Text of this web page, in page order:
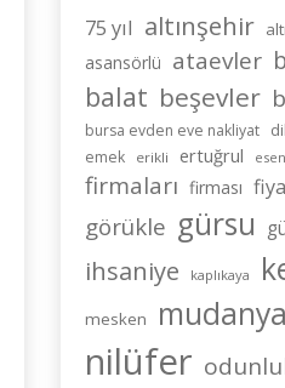
75 yıl altınşehir
asansörlü ataevler
balat beşevler
bursa evden eve nakliyat
emek erikli ertuğrul
firmaları firması
görükle gürsu
ihsaniye kaplıkaya
mesken mudanya
nilüfer